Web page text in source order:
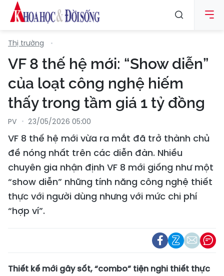
Thị trường
VF 8 thế hệ mới: “Show diễn”
của loạt công nghệ hiếm
thấy trong tầm giá 1 tỷ đồng
PV 23/05/2026 05:00
VF 8 thế hệ mới vừa ra mắt đã trở thành chủ
đề nóng nhất trên các diễn đàn. Nhiều
chuyên gia nhận định VF 8 mới giống như một
“show diễn” những tính năng công nghệ thiết
thực với người dùng nhưng với mức chi phí
“hợp ví”.
Thiết kế mới gây sốt, “combo” tiện nghi thiết thực